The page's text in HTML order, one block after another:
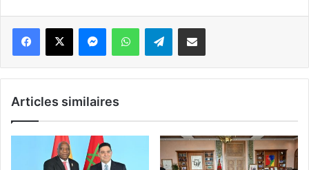
WhatsApp Telegram
Articles similaires